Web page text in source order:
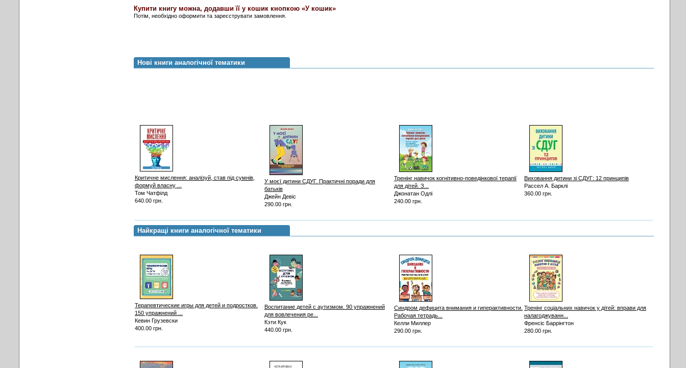
Купити книгу можна, додавши її у кошик кнопкою «У кошик»
Потім, необхідно оформити та зареєструвати замовлення.
Нові книги аналогічної тематики
Критичне мислення: аналізуй, став під сумнів,
формуй власну ...
Том Чатфілд
640.00 грн.
У моєї дитини СДУГ. Практичні поради для
батьків
Джейн Девіс
290.00 грн.
Тренінг навичок когнітивно-поведінкової терапії
для дітей. З...
Джонатан Одлі
240.00 грн.
Виховання дитини зі СДУГ: 12 принципів
Рассел А. Барклі
360.00 грн.
Найкращі книги аналогічної тематики
Терапевтические игры для детей и подростков.
150 упражнений ...
Кевин Грузевски
400.00 грн.
Воспитание детей с аутизмом. 90 упражнений
для вовлечения ре...
Кэти Кук
440.00 грн.
Синдром дефицита внимания и гиперактивности.
Рабочая тетрадь...
Келли Миллер
290.00 грн.
Тренінг соціальних навичок у дітей: вправи для
налагоджуванн...
Френсіс Баррінгтон
280.00 грн.